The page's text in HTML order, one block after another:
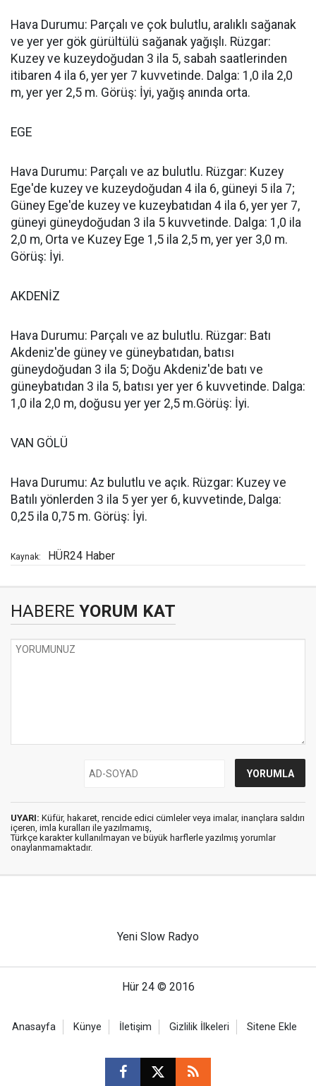
Hava Durumu: Parçalı ve çok bulutlu, aralıklı sağanak
ve yer yer gök gürültülü sağanak yağışlı. Rüzgar:
Kuzey ve kuzeydoğudan 3 ila 5, sabah saatlerinden
itibaren 4 ila 6, yer yer 7 kuvvetinde. Dalga: 1,0 ila 2,0
m, yer yer 2,5 m. Görüş: İyi, yağış anında orta.
EGE
Hava Durumu: Parçalı ve az bulutlu. Rüzgar: Kuzey
Ege'de kuzey ve kuzeydoğudan 4 ila 6, güneyi 5 ila 7;
Güney Ege'de kuzey ve kuzeybatıdan 4 ila 6, yer yer 7,
güneyi güneydoğudan 3 ila 5 kuvvetinde. Dalga: 1,0 ila
2,0 m, Orta ve Kuzey Ege 1,5 ila 2,5 m, yer yer 3,0 m.
Görüş: İyi.
AKDENİZ
Hava Durumu: Parçalı ve az bulutlu. Rüzgar: Batı
Akdeniz'de güney ve güneybatıdan, batısı
güneydoğudan 3 ila 5; Doğu Akdeniz'de batı ve
güneybatıdan 3 ila 5, batısı yer yer 6 kuvvetinde. Dalga:
1,0 ila 2,0 m, doğusu yer yer 2,5 m.Görüş: İyi.
VAN GÖLÜ
Hava Durumu: Az bulutlu ve açık. Rüzgar: Kuzey ve
Batılı yönlerden 3 ila 5 yer yer 6, kuvvetinde, Dalga:
0,25 ila 0,75 m. Görüş: İyi.
Kaynak: HÜR24 Haber
HABERE YORUM KAT
UYARI: Küfür, hakaret, rencide edici cümleler veya imalar, inançlara saldırı
içeren, imla kuralları ile yazılmamış,
Türkçe karakter kullanılmayan ve büyük harflerle yazılmış yorumlar
onaylanmamaktadır.
Yeni Slow Radyo
Hür 24 © 2016
Anasayfa Künye İletişim Gizlilik İlkeleri Sitene Ekle